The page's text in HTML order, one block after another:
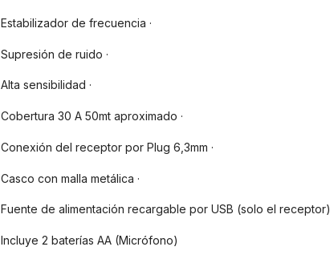
Estabilizador de frecuencia ·
Supresión de ruido ·
Alta sensibilidad ·
Cobertura 30 A 50mt aproximado ·
Conexión del receptor por Plug 6,3mm ·
Casco con malla metálica ·
Fuente de alimentación recargable por USB (solo el receptor)
Incluye 2 baterías AA (Micrófono)